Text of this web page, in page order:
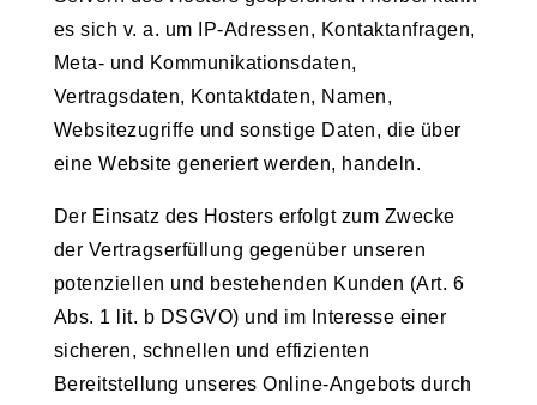
es sich v. a. um IP-Adressen, Kontaktanfragen,
Meta- und Kommunikationsdaten,
Vertragsdaten, Kontaktdaten, Namen,
Websitezugriffe und sonstige Daten, die über
eine Website generiert werden, handeln.
Der Einsatz des Hosters erfolgt zum Zwecke
der Vertragserfüllung gegenüber unseren
potenziellen und bestehenden Kunden (Art. 6
Abs. 1 lit. b DSGVO) und im Interesse einer
sicheren, schnellen und effizienten
Bereitstellung unseres Online-Angebots durch